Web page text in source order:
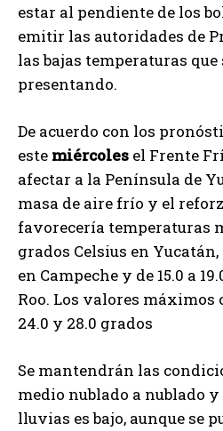
estar al pendiente de los
emitir las autoridades de
las bajas temperaturas que
presentando.
De acuerdo con los
este miércoles el Frente
afectar a la Península de
masa de aire frío y el
favorecería temperaturas
grados Celsius en Yucatán,
en Campeche y de 15.0 a
Roo. Los valores
24.0 y 28.0 grados
Se mantendrán las
medio nublado a nublado
lluvias es bajo, aunque se